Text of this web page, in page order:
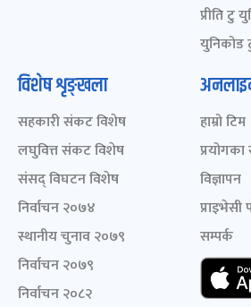
प्रीति टु
युनिकोड
विशेष शृङ्खला
सहकारी संकट विशेष
लघुवित्त संकट विशेष
संसद् विघटन विशेष
निर्वाचन २०७४
स्थानीय चुनाव २०७९
निर्वाचन २०७९
निर्वाचन २०८२
हाम्रो टिम
प्रयोगका
विज्ञापन
प्राइभेसी
सम्पर्क